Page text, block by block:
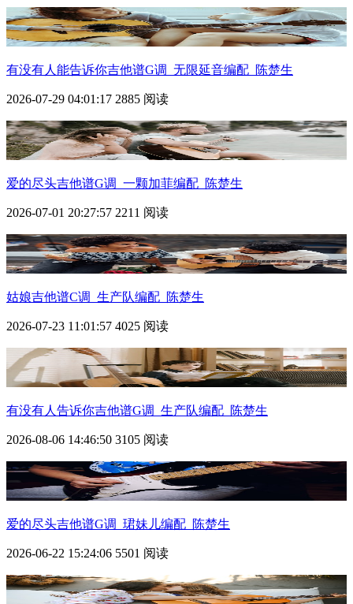
有没有人能告诉你吉他谱G调_无限延音编配_陈楚生
2026-07-29 04:01:17 2885 阅读
爱的尽头吉他谱G调_一颗加菲编配_陈楚生
2026-07-01 20:27:57 2211 阅读
姑娘吉他谱C调_生产队编配_陈楚生
2026-07-23 11:01:57 4025 阅读
有没有人告诉你吉他谱G调_生产队编配_陈楚生
2026-08-06 14:46:50 3105 阅读
爱的尽头吉他谱G调_珺妹儿编配_陈楚生
2026-06-22 15:24:06 5501 阅读